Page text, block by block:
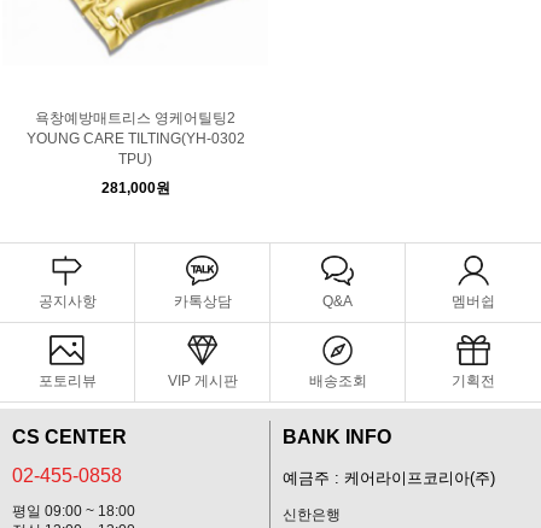
욕창예방매트리스 영케어틸팅2
YOUNG CARE TILTING(YH-0302
TPU)
281,000원
공지사항 카톡상담 Q&A 멤버쉽
포토리뷰 VIP 게시판 배송조회 기획전
CS CENTER
02-455-0858
평일 09:00 ~ 18:00
BANK INFO
예금주 : 케어라이프코리아(주)
신한은행